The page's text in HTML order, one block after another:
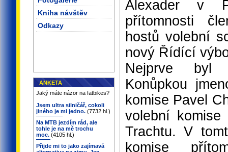
Kniha návštěv
Odkazy
ANKETA
Jaký máte názor na fatbikes?
Jsem ultra silničář, cokoli
jiného je mi jedno. (7732 hl.)
Na MTB jezdím rád, ale
tohle je na mě trochu
moc. (4105 hl.)
Přijde mi to jako zajímavá
Alexader v
přítomnosti
hostů volební
nový Řídící
Nejprve byl
Konůpkou
komise Pavel
volební
Trachtu. V
komise